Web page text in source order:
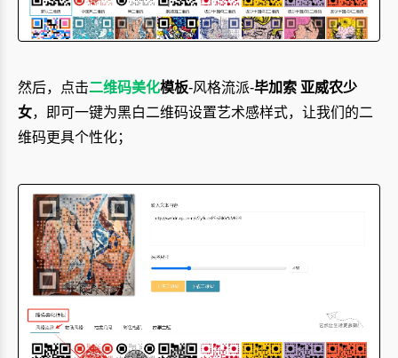
然后，点击二维码美化模板-风格流派-毕加索 亚威农少
女，即可一键为黑白二维码设置艺术感样式，让我们的二
维码更具个性化；